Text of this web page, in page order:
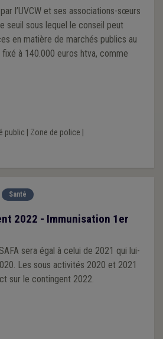
l’UVCW et ses associations-sœurs
seuil sous lequel le conseil peut
en matière de marchés publics au
à 140.000 euros htva, comme
public Zone de police
Santé
2022 - Immunisation 1er
sera égal à celui de 2021 qui lui-
Les sous activités 2020 et 2021
sur le contingent 2022.